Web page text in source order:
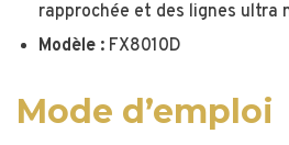
rapprochée et des lignes ultra
Modèle : FX8010D
Mode d’emploi